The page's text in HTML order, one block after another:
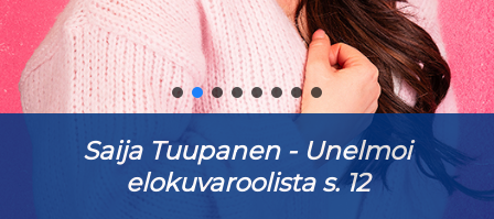
Saija Tuupanen - Unelmoi
elokuvaroolista s. 12